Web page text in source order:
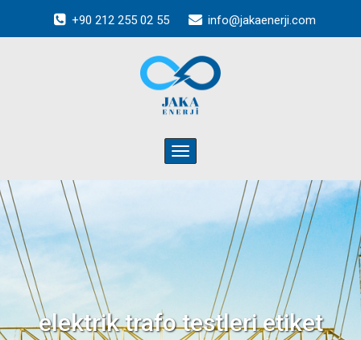
+90 212 255 02 55 info@jakaenerji.com
Toggle
navigation
elektrik trafo testlerietiket